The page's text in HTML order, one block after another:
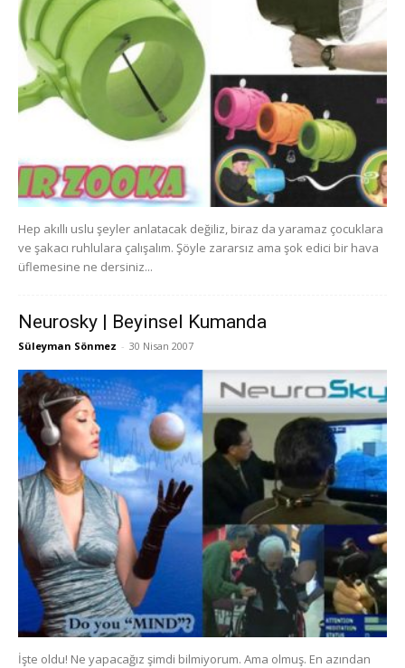
Hep akıllı uslu şeyler anlatacak değiliz, biraz da yaramaz çocuklara
ve şakacı ruhlulara çalışalım. Şöyle zararsız ama şok edici bir hava
üflemesine ne dersiniz...
Neurosky | Beyinsel Kumanda
Süleyman Sönmez - 30 Nisan 2007
İşte oldu! Ne yapacağız şimdi bilmiyorum. Ama olmuş. En azından